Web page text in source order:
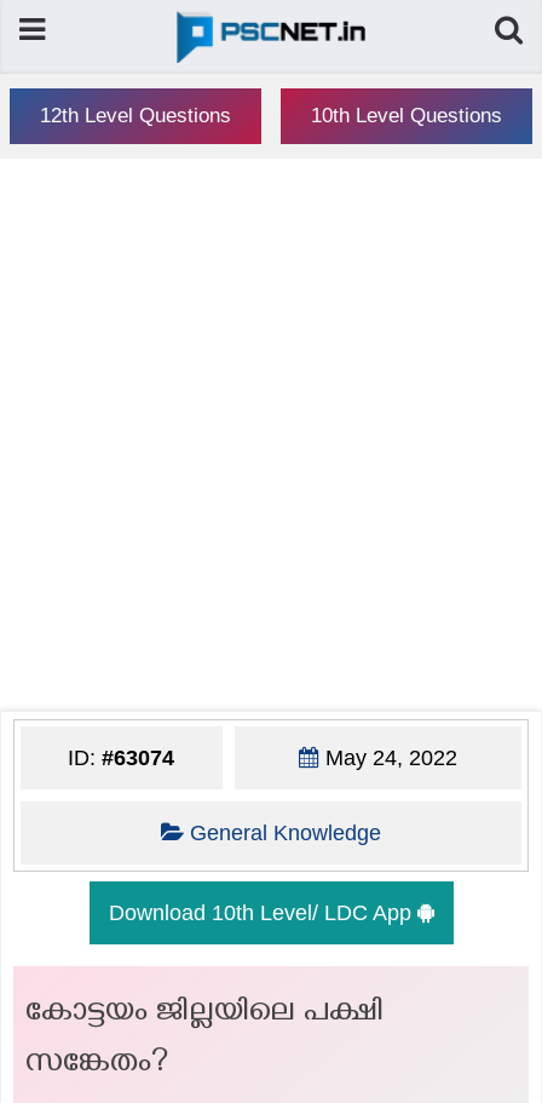
12th Level Questions 10th Level Questions
ID:#63074 May 24, 2022
General Knowledge
Download 10th Level/ LDC App
കോട്ടയം ജില്ലയിലെ പക്ഷി
സങ്കേതം?